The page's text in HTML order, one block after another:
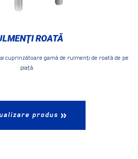
ROATĂ
cuprinzătoare gamă de rulmenţi de roată de pe
piaţă.
produs